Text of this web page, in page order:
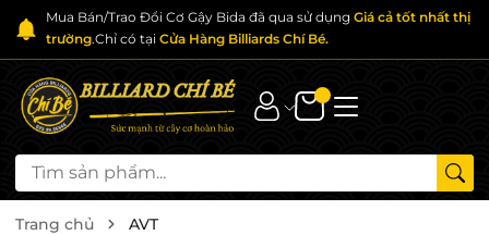
Mua Bán/Trao Đổi Cơ Gậy Bida đã qua sử dụng Giá cả tốt nhất thị
trường.Chỉ có tại Cửa Hàng Billiards Chí Bé.
Trang chủ AVT